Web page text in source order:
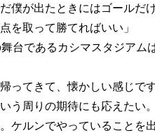
僕が出たときにはゴールだ
を取って勝てればいい」
台であるカシマスタジアム
帰ってきて、懐かしい感じ
う周りの期待にも応えたい
ケルンでやっていることを